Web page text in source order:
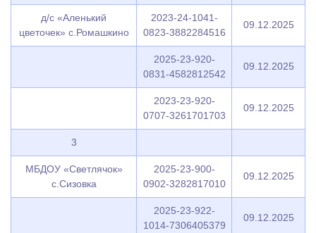
д/с «Аленький
цветочек» с.Ромашкино
2023-24-1041-
0823-3882284516
09.12.2025
2025-23-920-
0831-4582812542
09.12.2025
2023-23-920-
0707-3261701703
09.12.2025
3
МБДОУ «Светлячок»
с.Сизовка
2025-23-900-
0902-3282817010
09.12.2025
2025-23-922-
1014-7306405379
09.12.2025